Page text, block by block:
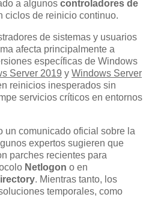
a algunos controladores de
ciclos de reinicio continuo.
de sistemas y usuarios
afecta principalmente a
específicas de Windows
Server 2019 y Windows Server
reinicios inesperados sin
servicios críticos en entornos
un comunicado oficial sobre la
expertos sugieren que
parches recientes para
Netlogon o en
. Mientras tanto, los
temporales, como